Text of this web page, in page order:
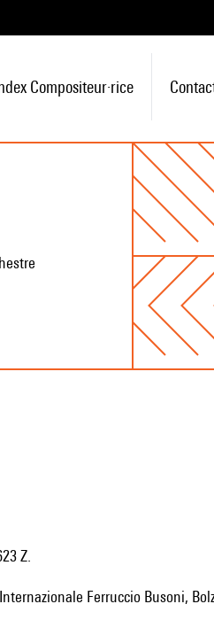
Compositeur·rice
Z.
Internazionale Ferruccio Busoni,